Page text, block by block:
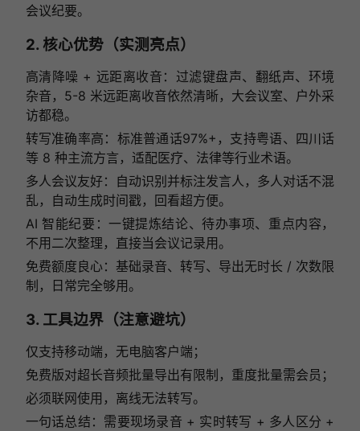
会议纪要。
2. 核心优势（实测亮点）
高清降噪 + 远距离收音：过滤键盘声、翻纸声、环境
杂音，5-8 米远距离收音依然清晰，大会议室、户外采
访都稳。
转写准确率高：标准普通话97%+，支持粤语、四川话
等 8 种主流方言，适配医疗、法律等行业术语。
多人会议友好：自动识别并标注发言人，多人对话不混
乱，自动生成时间戳，回看超方便。
AI 智能纪要：一键提炼结论、待办事项、重点内容，
不用二次整理，直接当会议记录用。
免费额度良心：基础录音、转写、导出无时长 / 次数限
制，日常完全够用。
3. 工具边界（注意避坑）
仅支持移动端，无电脑客户端；
免费版对超长音频批量导出有限制，重度批量需会员；
必须联网使用，离线无法转写。
一句话总结：需要现场录音 + 实时转写 + 多人区分 +